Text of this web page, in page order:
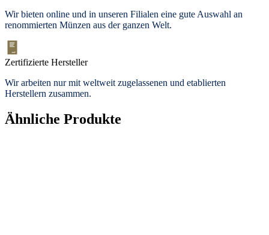
Wir bieten online und in unseren Filialen eine gute Auswahl an
renommierten Münzen aus der ganzen Welt.
Zertifizierte Hersteller
Wir arbeiten nur mit weltweit zugelassenen und etablierten
Herstellern zusammen.
Ähnliche Produkte